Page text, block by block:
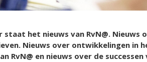
staat het nieuws van RvN@.
Nieuws over ontwikkelingen in
RvN@ en nieuws over de successen